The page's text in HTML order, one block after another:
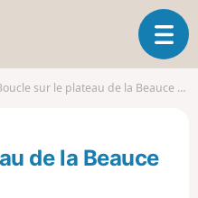
O
u
sur le plateau de la Beauce depuis Selommes
de la Beauce